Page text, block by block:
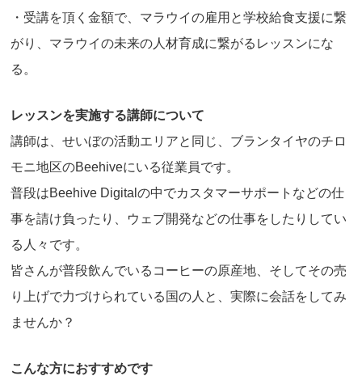
・受講を頂く金額で、マラウイの雇用と学校給食支援に繋
がり、マラウイの未来の人材育成に繋がるレッスンにな
る。
レッスンを実施する講師について
講師は、せいぼの活動エリアと同じ、ブランタイヤのチロ
モニ地区のBeehiveにいる従業員です。
普段はBeehive Digitalの中でカスタマーサポートなどの仕
事を請け負ったり、ウェブ開発などの仕事をしたりしてい
る人々です。
皆さんが普段飲んでいるコーヒーの原産地、そしてその売
り上げで力づけられている国の人と、実際に会話をしてみ
ませんか？
こんな方におすすめです